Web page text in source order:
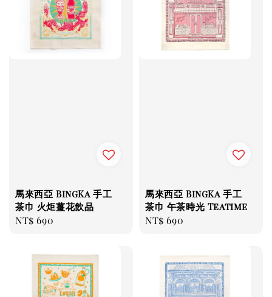
馬來西亞 BingKa 手工
茶巾 火炬薑花飲品
Regular
NT$ 690
馬來西亞 BingKa 手工
茶巾 午茶時光 Teatime
Regular
NT$ 690